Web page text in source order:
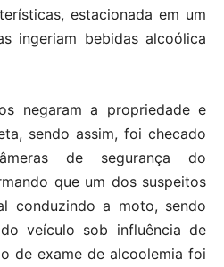
estacionada em um
ingeriam bebidas alcoólica
negaram a propriedade e
sendo assim, foi checado
de segurança do
que um dos suspeitos
conduzindo a moto, sendo
veículo sob influência de
de exame de alcoolemia foi